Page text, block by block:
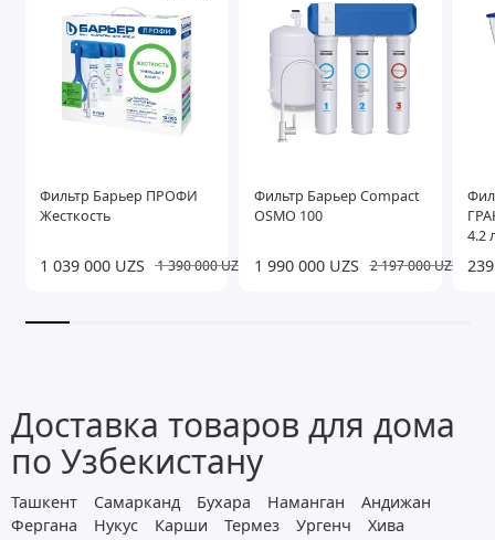
Фильтр Барьер ПРОФИ
Жесткость
1 039 000 UZS 1 390 000 UZS
Фильтр Барьер Compact
OSMO 100
1 990 000 UZS 2 197 000 UZS
4.2
Доставка товаров для дома
по Узбекистану
Ташкент Самарканд Бухара Наманган
Андижан
Фергана
Нукус Карши Термез Ургенч
Хива